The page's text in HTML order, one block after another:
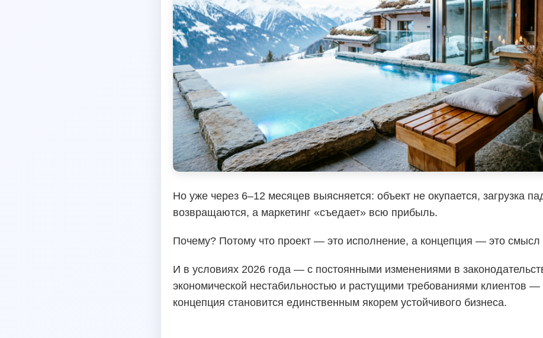
Но уже через 6–12 месяцев выясняется: объект не окупается, загрузка
возвращаются, а маркетинг «съедает» всю прибыль.
Почему? Потому что проект — это исполнение, а концепция — это смысл
И в условиях 2026 года — с постоянными изменениями в
экономической нестабильностью и растущими требованиями клиентов
концепция становится единственным якорем устойчивого бизнеса.